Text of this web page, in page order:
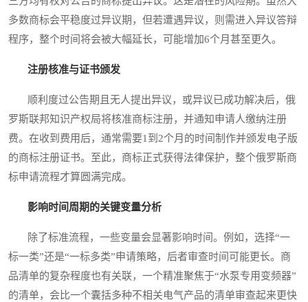
多数商标会平稳度过异议期，但若遭遇异议，则需进入异议答辩
程序，整个时间将会被大幅延长，可能增加6个月甚至更久。
注册核准与证书颁发
顺利度过公告期且无人提出异议，或异议已成功解决后，俄
罗斯联邦知识产权局将核准商标注册，并通知申请人缴纳注册
费。在收到费用后，通常需要1到2个月的时间制作并颁发电子版
的商标注册证书。至此，商标正式获得法律保护，整个俄罗斯商
标申请流程才算圆满完成。
影响时间周期的关键变量分析
除了标准流程，一些变量会显著影响时间。例如，选择“一
标一类”还是“一标多类”申请策略，后者审查时间可能更长。商
品清单的复杂程度也有关联，一个精准聚焦于“水泵专用变频器”
的清单，会比一个囊括多种不相关电气产品的清单审查起来更快